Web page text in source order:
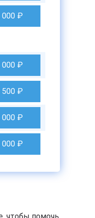
000 ₽
000 ₽
500 ₽
000 ₽
000 ₽